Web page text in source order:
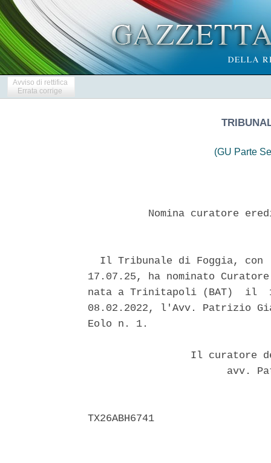
Avviso di rettifica
Errata corrige
(GU Parte
Nomina curatore
Il Tribunale di Foggia, con
17.07.25, ha nominato
nata a Trinitapoli (BAT)  il
08.02.2022, l'Avv. Patrizio
Eolo n. 1.
Il curatore
avv.